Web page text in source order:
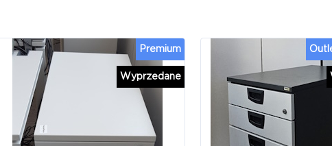
Wyprzedane
Premium